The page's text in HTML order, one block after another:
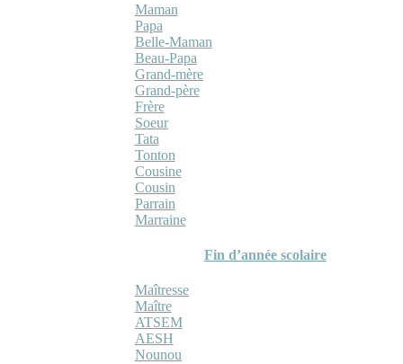
Maman
Papa
Belle-Maman
Beau-Papa
Grand-mère
Grand-père
Frère
Soeur
Tata
Tonton
Cousine
Cousin
Parrain
Marraine
Fin d’année scolaire
Maîtresse
Maître
ATSEM
AESH
Nounou